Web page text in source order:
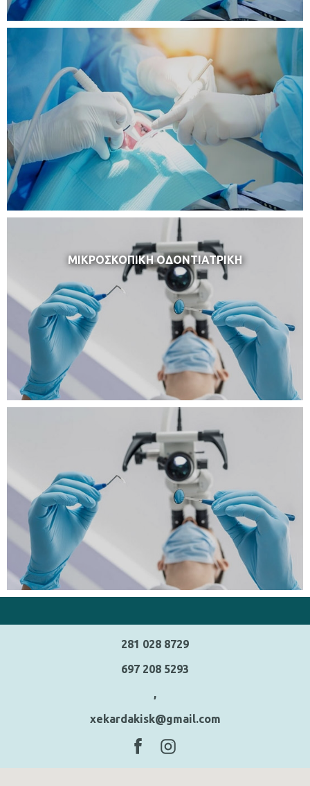
ΜΙΚΡΟΣΚΟΠΙΚΗ ΟΔΟΝΤΙΑΤΡΙΚΗ
281 028 8729
697 208 5293
,
xekardakisk@gmail.com